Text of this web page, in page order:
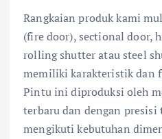
Rangkaian produk kami
(fire door), sectional door,
rolling shutter atau steel
memiliki karakteristik dan
Pintu ini diproduksi oleh
terbaru dan dengan
mengikuti kebutuhan